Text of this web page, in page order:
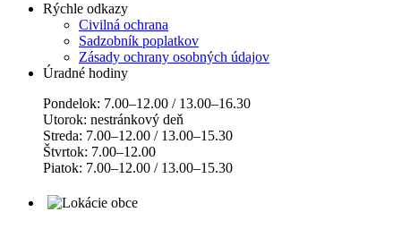
Rýchle odkazy
Civilná ochrana
Sadzobník poplatkov
Zásady ochrany osobných údajov
Úradné hodiny
Pondelok: 7.00–12.00 / 13.00–16.30
Utorok: nestránkový deň
Streda: 7.00–12.00 / 13.00–15.30
Štvrtok: 7.00–12.00
Piatok: 7.00–12.00 / 13.00–15.30